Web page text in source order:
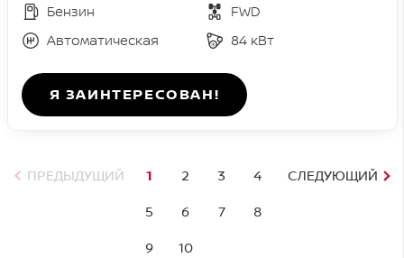
Бензин
FWD
Автоматическая
84 кВт
Я ЗАИНТЕРЕСОВАН!
ПРЕДЫДУЩИЙ СЛЕДУЮЩИЙ
1 2 3
4
5
6 7
8
9
10